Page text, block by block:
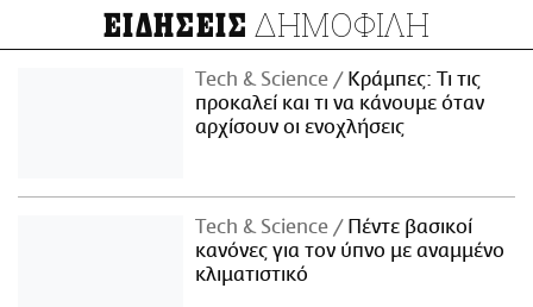
ΕΙΔΗΣΕΙΣ ΔΗΜΟΦΙΛΗ
Τech & Science
Κράμπες: Τι τις
προκαλεί και τι να κάνουμε όταν
αρχίσουν οι ενοχλήσεις
Τech & Science
Πέντε βασικοί
κανόνες για τον ύπνο με αναμμένο
κλιματιστικό